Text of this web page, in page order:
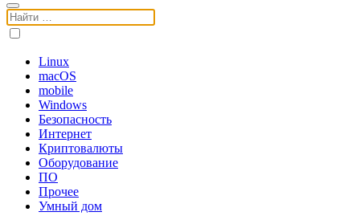
Поиск:
Linux
macOS
mobile
Windows
Безопасность
Интернет
Криптовалюты
Оборудование
ПО
Прочее
Умный дом